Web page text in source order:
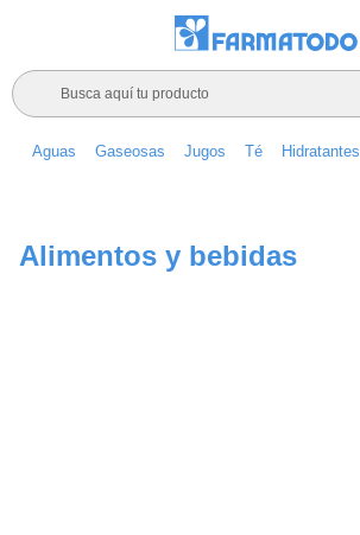
Busca aquí tu producto
Aguas Gaseosas Jugos Té Hidratantes
Alimentos y bebidas